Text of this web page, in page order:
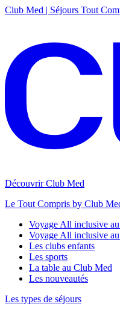
Club Med | Séjours Tout
Découvrir Club Med
Le Tout Compris by Club
Voyage All inclusive
Voyage All inclusive
Les clubs enfants
Les sports
La table au Club Med
Les nouveautés
Les types de séjours